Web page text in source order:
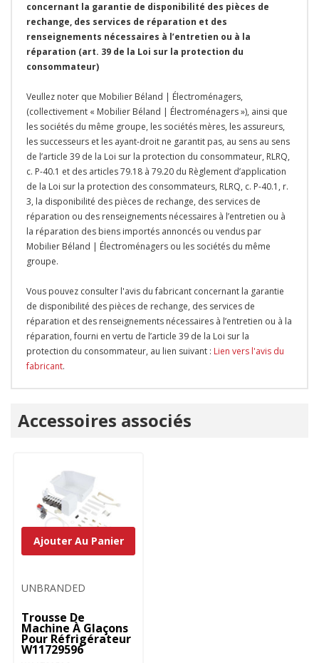
concernant la garantie de disponibilité des pièces de
rechange, des services de réparation et des
renseignements nécessaires à l’entretien ou à la
réparation (art. 39 de la Loi sur la protection du
consommateur)
Veullez noter que Mobilier Béland | Électroménagers,
(collectivement « Mobilier Béland | Électroménagers »), ainsi que
les sociétés du même groupe, les sociétés mères, les assureurs,
les successeurs et les ayant-droit ne garantit pas, au sens au sens
de l’article 39 de la Loi sur la protection du consommateur, RLRQ,
c. P-40.1 et des articles 79.18 à 79.20 du Règlement d’application
de la Loi sur la protection des consommateurs, RLRQ, c. P-40.1, r.
3, la disponibilité des pièces de rechange, des services de
réparation ou des renseignements nécessaires à l’entretien ou à
la réparation des biens importés annoncés ou vendus par
Mobilier Béland | Électroménagers ou les sociétés du même
groupe.
Vous pouvez consulter l'avis du fabricant concernant la garantie
de disponibilité des pièces de rechange, des services de
réparation et des renseignements nécessaires à l’entretien ou à la
réparation, fourni en vertu de l’article 39 de la Loi sur la
protection du consommateur, au lien suivant : Lien vers l'avis du
fabricant.
Accessoires associés
UNBRANDED
Trousse De
Machine À Glaçons
Pour Réfrigérateur
W11729596
Ajouter Au Panier